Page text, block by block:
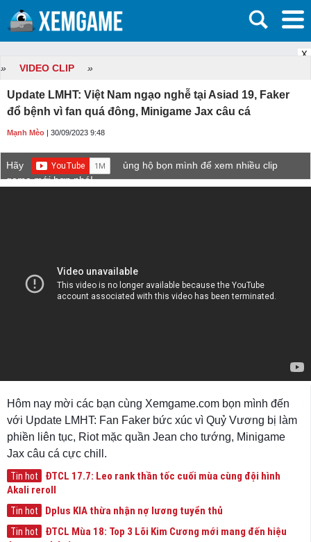
X
» VIDEO CLIP »
Update LMHT: Việt Nam ngạo nghễ tại Asiad 19, Faker
đổ bệnh vì fan quá đông, Minigame Jax câu cá
Mạnh Mèo | 30/09/2023 9:48
Hãy
ủng hộ bọn mình để xem nhiều clip
game mới hơn nhé!
Hôm nay mời các bạn cùng Xemgame.com bọn mình đến
với Update LMHT: Fan Faker bức xúc vì Quỷ Vương bị làm
phiền liên tục, Riot mặc quần Jean cho tướng, Minigame
Jax câu cá cực chill.
Tin hot
ĐTCL 17.7: Leo rank thần tốc cuối mùa cùng đội hình
Akali reroll
Tin hot Dplus KIA thừa nhận nợ lương tuyển thủ
Tin hot
ĐTCL Mùa 18: Top 3 Lõi Kim Cương mới mang đến hiệu